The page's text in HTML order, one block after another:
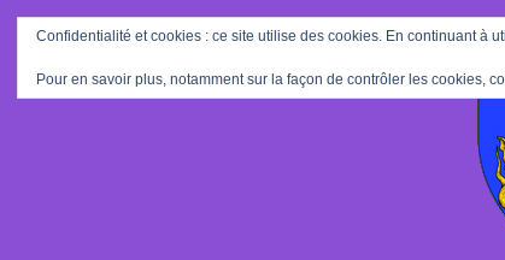
Confidentialité et cookies : ce site utilise des cookies. En continuant à
Pour en savoir plus, notamment sur la façon de contrôler les cookies,